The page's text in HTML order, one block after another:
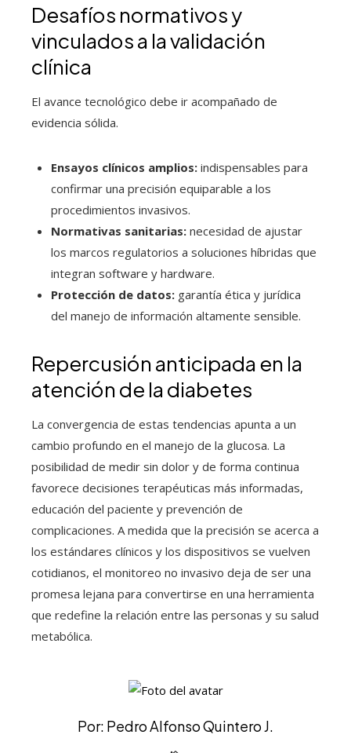
Desafíos normativos y
vinculados a la validación
clínica
El avance tecnológico debe ir acompañado de
evidencia sólida.
Ensayos clínicos amplios: indispensables para
confirmar una precisión equiparable a los
procedimientos invasivos.
Normativas sanitarias: necesidad de ajustar
los marcos regulatorios a soluciones híbridas que
integran software y hardware.
Protección de datos: garantía ética y jurídica
del manejo de información altamente sensible.
Repercusión anticipada en la
atención de la diabetes
La convergencia de estas tendencias apunta a un
cambio profundo en el manejo de la glucosa. La
posibilidad de medir sin dolor y de forma continua
favorece decisiones terapéuticas más informadas,
educación del paciente y prevención de
complicaciones. A medida que la precisión se acerca a
los estándares clínicos y los dispositivos se vuelven
cotidianos, el monitoreo no invasivo deja de ser una
promesa lejana para convertirse en una herramienta
que redefine la relación entre las personas y su salud
metabólica.
Por: Pedro Alfonso Quintero J.